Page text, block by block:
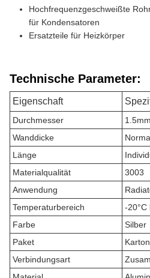
Hochfrequenzgeschweißte
für Kondensatoren
Ersatzteile für Heizkörper
Technische Parameter:
Eigenschaft
Durchmesser
Wanddicke
Länge
Materialqualität
3003
Anwendung
Temperaturbereich
-20°C
Farbe
Silber
Paket
Karton
Verbindungsart